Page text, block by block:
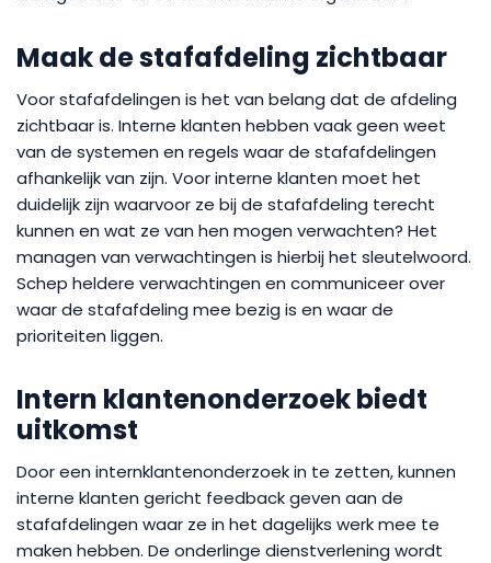
Maak de stafafdeling zichtbaar
Voor stafafdelingen is het van belang dat de afdeling
zichtbaar is. Interne klanten hebben vaak geen weet
van de systemen en regels waar de stafafdelingen
afhankelijk van zijn. Voor interne klanten moet het
duidelijk zijn waarvoor ze bij de stafafdeling terecht
kunnen en wat ze van hen mogen verwachten? Het
managen van verwachtingen is hierbij het sleutelwoord.
Schep heldere verwachtingen en communiceer over
waar de stafafdeling mee bezig is en waar de
prioriteiten liggen.
Intern klantenonderzoek biedt
uitkomst
Door een internklantenonderzoek in te zetten, kunnen
interne klanten gericht feedback geven aan de
stafafdelingen waar ze in het dagelijks werk mee te
maken hebben. De onderlinge dienstverlening wordt